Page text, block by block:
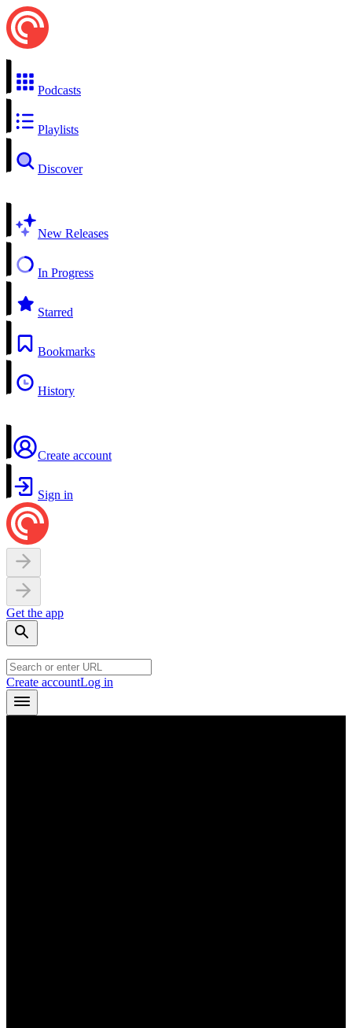
Podcasts
Playlists
Discover
New Releases
In Progress
Starred
Bookmarks
History
Create account
Sign in
Get the app
Create accountLog in